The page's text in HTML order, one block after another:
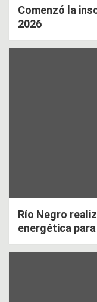
Comenzó la
2026
Río Negro
energética